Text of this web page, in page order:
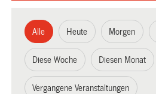
Alle Heute Morgen
Diese Woche Diesen Monat
Vergangene Veranstaltungen